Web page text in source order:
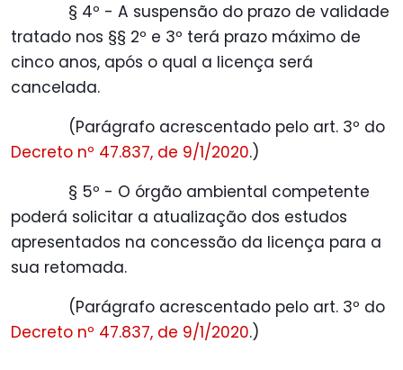
§ 4º - A suspensão do prazo de validade
tratado nos §§ 2º e 3º terá prazo máximo de
cinco anos, após o qual a licença será
cancelada.
(Parágrafo acrescentado pelo art. 3º do
Decreto nº 47.837, de 9/1/2020.)
§ 5º - O órgão ambiental competente
poderá solicitar a atualização dos estudos
apresentados na concessão da licença para a
sua retomada.
(Parágrafo acrescentado pelo art. 3º do
Decreto nº 47.837, de 9/1/2020.)